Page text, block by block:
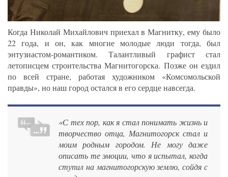
Когда Николай Михайлович приехал в Магнитку, ему было
22 года, и он, как многие молодые люди тогда, был
энтузиастом-романтиком. Талантливый графист стал
летописцем строительства Магнитогорска. Позже он ездил
по всей стране, работая художником «Комсомольской
правды», но наш город остался в его сердце навсегда.
«С тех пор, как я стал понимать жизнь и
творчество отца, Магнитогорск стал и
моим родным городом. Не могу даже
описать те эмоции, что я испытал, когда
ступил на магнитогорскую землю, сойдя с